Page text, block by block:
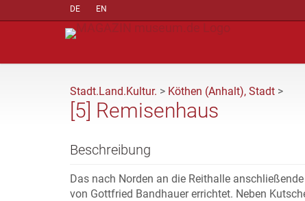
DE EN
Stadt.Land.Kultur. > Köthen (Anhalt), Stadt >
[5] Remisenhaus
Beschreibung
Das nach Norden an die Reithalle
von Gottfried Bandhauer errichtet. Neben